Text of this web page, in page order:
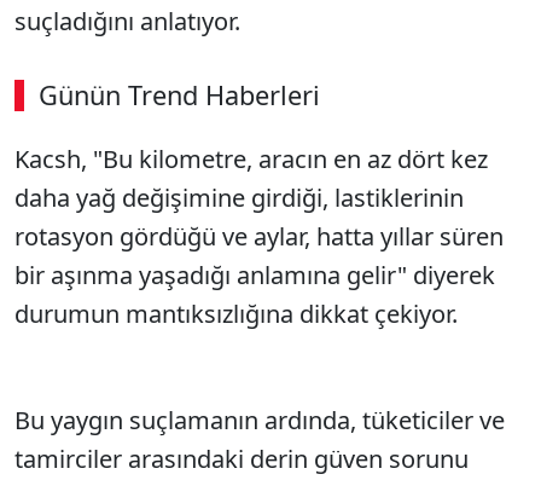
suçladığını anlatıyor.
Günün Trend Haberleri
00:02 / 03:53
Sesi Aç
Kacsh, "Bu kilometre, aracın en az dört kez
daha yağ değişimine girdiği, lastiklerinin
rotasyon gördüğü ve aylar, hatta yıllar süren
bir aşınma yaşadığı anlamına gelir" diyerek
durumun mantıksızlığına dikkat çekiyor.
Bu yaygın suçlamanın ardında, tüketiciler ve
tamirciler arasındaki derin güven sorunu